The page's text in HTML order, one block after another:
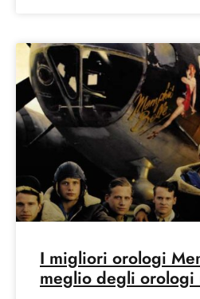
I migliori orologi
meglio degli orologi